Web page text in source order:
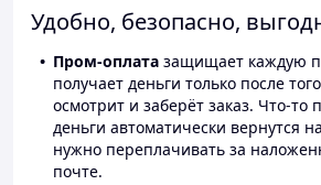
Удобно, безопасно,
Пром-оплата защищает каждую
получает деньги только после
осмотрит и заберёт заказ. Что-
деньги автоматически вернутся
нужно переплачивать за
почте.